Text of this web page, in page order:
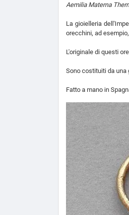
Aemilia Materna
La gioielleria
orecchini, ad
L'originale di questi
Sono costituiti da una
Fatto a mano in